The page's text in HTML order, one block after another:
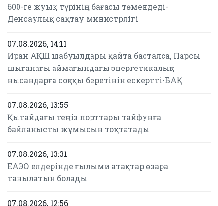
600-ге жуық түрінің бағасы төмендеді-
Денсаулық сақтау министрлігі
07.08.2026, 14:11
Иран АҚШ шабуылдары қайта басталса, Парсы
шығанағы аймағындағы энергетикалық
нысандарға соққы беретінін ескертті-БАҚ
07.08.2026, 13:55
Қытайдағы теңіз порттары тайфунға
байланысты жұмысын тоқтатады
07.08.2026, 13:31
ЕАЭО елдерінде ғылыми атақтар өзара
танылатын болады
07.08.2026, 12:56